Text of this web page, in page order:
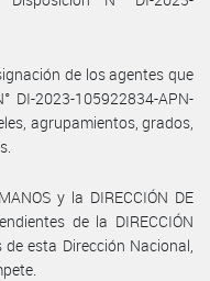
de los agentes que
DI-2023-105922834-APN-
agrupamientos, grados,
y la DIRECCIÓN DE
de la DIRECCIÓN
de esta Dirección Nacional,